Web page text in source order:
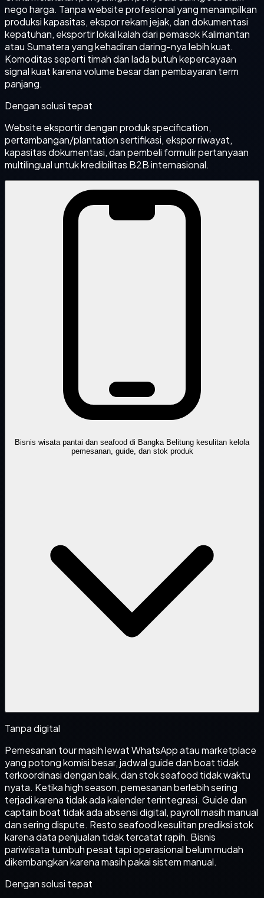
nego harga. Tanpa website profesional yang menampilkan
produksi kapasitas, ekspor rekam jejak, dan dokumentasi
kepatuhan, eksportir lokal kalah dari pemasok Kalimantan
atau Sumatera yang kehadiran daring-nya lebih kuat.
Komoditas seperti timah dan lada butuh kepercayaan
signal kuat karena volume besar dan pembayaran term
panjang.
Dengan solusi tepat
Website eksportir dengan produk specification,
pertambangan/plantation sertifikasi, ekspor riwayat,
kapasitas dokumentasi, dan pembeli formulir pertanyaan
multilingual untuk kredibilitas B2B internasional.
Bisnis wisata pantai dan seafood di Bangka Belitung kesulitan kelola
pemesanan, guide, dan stok produk
Tanpa digital
Pemesanan tour masih lewat WhatsApp atau marketplace
yang potong komisi besar, jadwal guide dan boat tidak
terkoordinasi dengan baik, dan stok seafood tidak waktu
nyata. Ketika high season, pemesanan berlebih sering
terjadi karena tidak ada kalender terintegrasi. Guide dan
captain boat tidak ada absensi digital, payroll masih manual
dan sering dispute. Resto seafood kesulitan prediksi stok
karena data penjualan tidak tercatat rapih. Bisnis
pariwisata tumbuh pesat tapi operasional belum mudah
dikembangkan karena masih pakai sistem manual.
Dengan solusi tepat